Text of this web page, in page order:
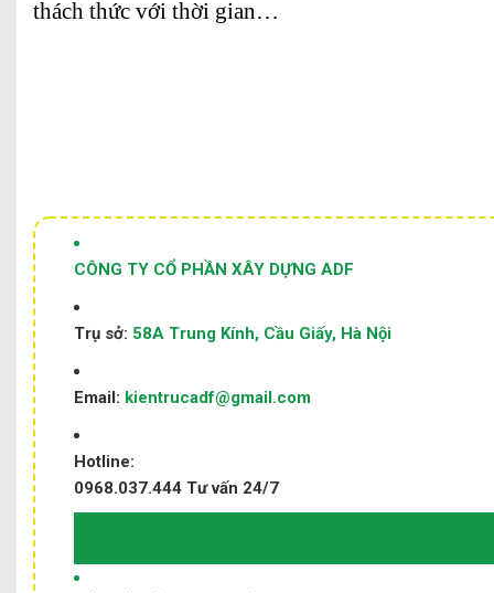
thách thức với thời gian…
CÔNG TY CỔ PHẦN XÂY DỰNG ADF
Trụ sở: 58A Trung Kính, Cầu Giấy, Hà Nội
Email: kientrucadf@gmail.com
Hotline:
0968.037.444 Tư vấn 24/7